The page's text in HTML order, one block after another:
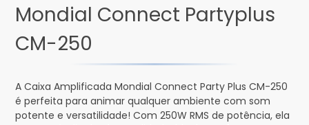
Mondial Connect Partyplus
CM-250
A Caixa Amplificada Mondial Connect Party Plus CM-250
é perfeita para animar qualquer ambiente com som
potente e versatilidade! Com 250W RMS de potência, ela